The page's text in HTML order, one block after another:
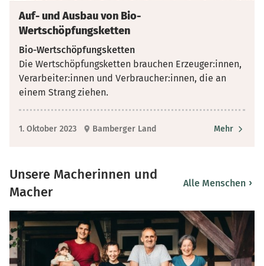
Auf- und Ausbau von Bio-
Wertschöpfungsketten
Bio-Wertschöpfungsketten
Die Wertschöpfungsketten brauchen Erzeuger:innen,
Verarbeiter:innen und Verbraucher:innen, die an
einem Strang ziehen.
1. Oktober 2023 Bamberger Land Mehr
Unsere Macherinnen und
Macher
Alle Menschen ›